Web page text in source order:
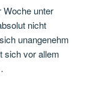
Woche unter
nicht
unangenehm
sich vor allem